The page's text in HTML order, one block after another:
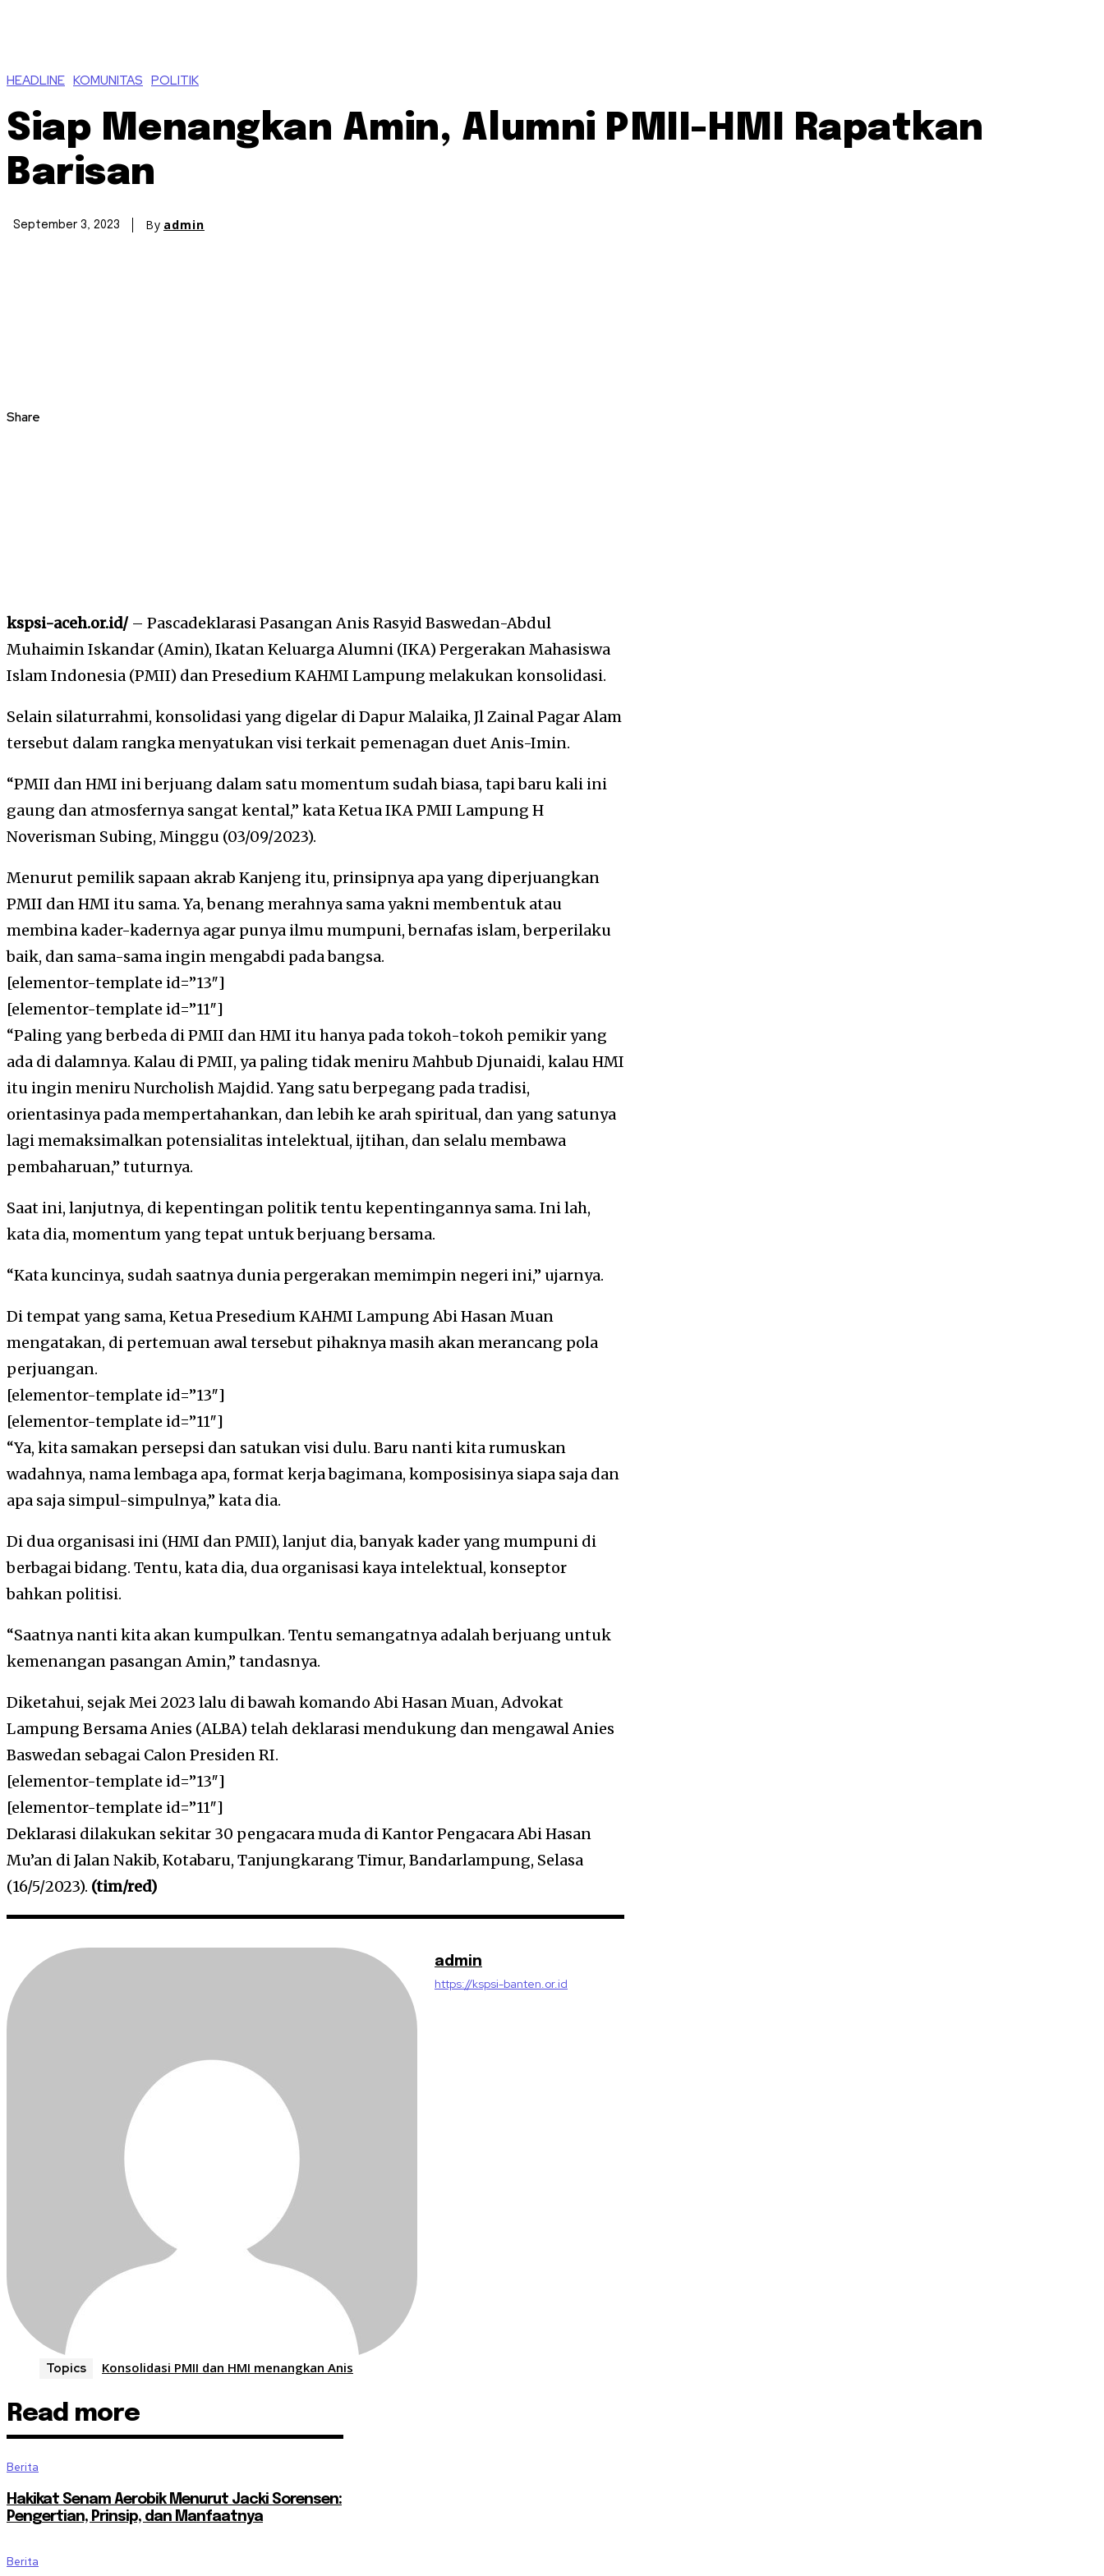
HEADLINE KOMUNITAS POLITIK
Siap Menangkan Amin, Alumni PMII-HMI Rapatkan
Barisan
September 3, 2023 By admin
Share
kspsi-aceh.or.id/– Pascadeklarasi Pasangan Anis Rasyid Baswedan-Abdul
Muhaimin Iskandar (Amin), Ikatan Keluarga Alumni (IKA) Pergerakan Mahasiswa
Islam Indonesia (PMII) dan Presedium KAHMI Lampung melakukan konsolidasi.
Selain silaturrahmi, konsolidasi yang digelar di Dapur Malaika, Jl Zainal Pagar Alam
tersebut dalam rangka menyatukan visi terkait pemenagan duet Anis-Imin.
“PMII dan HMI ini berjuang dalam satu momentum sudah biasa, tapi baru kali ini
gaung dan atmosfernya sangat kental,” kata Ketua IKA PMII Lampung H
Noverisman Subing, Minggu (03/09/2023).
Menurut pemilik sapaan akrab Kanjeng itu, prinsipnya apa yang diperjuangkan
PMII dan HMI itu sama. Ya, benang merahnya sama yakni membentuk atau
membina kader-kadernya agar punya ilmu mumpuni, bernafas islam, berperilaku
baik, dan sama-sama ingin mengabdi pada bangsa.
[elementor-template id=”13″]
[elementor-template id=”11″]
“Paling yang berbeda di PMII dan HMI itu hanya pada tokoh-tokoh pemikir yang
ada di dalamnya. Kalau di PMII, ya paling tidak meniru Mahbub Djunaidi, kalau HMI
itu ingin meniru Nurcholish Majdid. Yang satu berpegang pada tradisi,
orientasinya pada mempertahankan, dan lebih ke arah spiritual, dan yang satunya
lagi memaksimalkan potensialitas intelektual, ijtihan, dan selalu membawa
pembaharuan,” tuturnya.
Saat ini, lanjutnya, di kepentingan politik tentu kepentingannya sama. Ini lah,
kata dia, momentum yang tepat untuk berjuang bersama.
“Kata kuncinya, sudah saatnya dunia pergerakan memimpin negeri ini,” ujarnya.
Di tempat yang sama, Ketua Presedium KAHMI Lampung Abi Hasan Muan
mengatakan, di pertemuan awal tersebut pihaknya masih akan merancang pola
perjuangan.
[elementor-template id=”13″]
[elementor-template id=”11″]
“Ya, kita samakan persepsi dan satukan visi dulu. Baru nanti kita rumuskan
wadahnya, nama lembaga apa, format kerja bagimana, komposisinya siapa saja dan
apa saja simpul-simpulnya,” kata dia.
Di dua organisasi ini (HMI dan PMII), lanjut dia, banyak kader yang mumpuni di
berbagai bidang. Tentu, kata dia, dua organisasi kaya intelektual, konseptor
bahkan politisi.
“Saatnya nanti kita akan kumpulkan. Tentu semangatnya adalah berjuang untuk
kemenangan pasangan Amin,” tandasnya.
Diketahui, sejak Mei 2023 lalu di bawah komando Abi Hasan Muan, Advokat
Lampung Bersama Anies (ALBA) telah deklarasi mendukung dan mengawal Anies
Baswedan sebagai Calon Presiden RI.
[elementor-template id=”13″]
[elementor-template id=”11″]
Deklarasi dilakukan sekitar 30 pengacara muda di Kantor Pengacara Abi Hasan
Mu’an di Jalan Nakib, Kotabaru, Tanjungkarang Timur, Bandarlampung, Selasa
(16/5/2023). (tim/red)
admin
https://kspsi-banten.or.id
Topics Konsolidasi PMII dan HMI menangkan Anis
Read more
Berita
Hakikat Senam Aerobik Menurut Jacki Sorensen:
Pengertian, Prinsip, dan Manfaatnya
Berita